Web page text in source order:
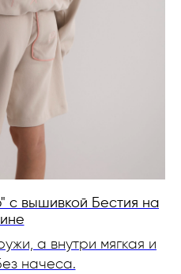
с вышивкой Бестия на
а внутри мягкая и
начеса.